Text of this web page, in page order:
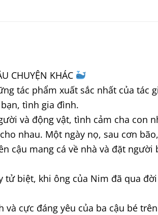
CHUYỆN KHÁC
tác phẩm xuất sắc nhất của tác
tình gia đình.
và động vật, tình cảm cha con
nhau. Một ngày nọ, sau cơn
cậu mang cá về nhà và đặt
biệt, khi ông của Nim đã qua
và cực đáng yêu của ba cậu bé